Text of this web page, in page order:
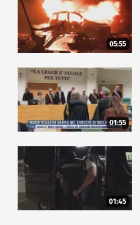
05:55
01:55
01:45